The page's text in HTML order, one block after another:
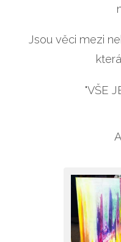
Jsou věci mezi
"VŠE